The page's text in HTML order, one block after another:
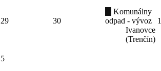
29 30
Komunálny
odpad - vývoz
Ivanovce
(Trenčín)
1
5